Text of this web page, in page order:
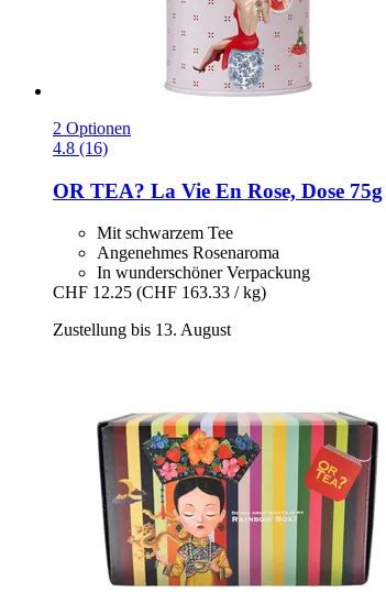
2 Optionen
4.8 (16)
OR TEA? La Vie En Rose, Dose 75g
Mit schwarzem Tee
Angenehmes Rosenaroma
In wunderschöner Verpackung
CHF 12.25 (CHF 163.33 / kg)
Zustellung bis 13. August